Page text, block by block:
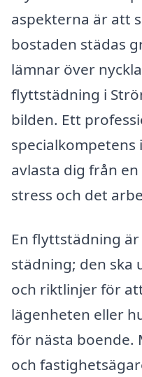
aspekterna är att
bostaden städas
lämnar över
flyttstädning i
bilden. Ett
avlasta dig från
stress och det
En flyttstädning
städning; den ska
och riktlinjer för
lägenheten eller
för nästa boende.
och